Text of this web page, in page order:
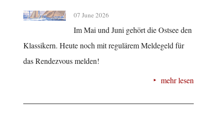
07 June 2026
Im Mai und Juni gehört die Ostsee den
Klassikern. Heute noch mit regulärem Meldegeld für
das Rendezvous melden!
mehr lesen